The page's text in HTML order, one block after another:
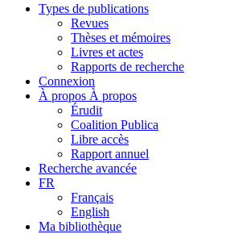
Types de publications
Revues
Thèses et mémoires
Livres et actes
Rapports de recherche
Connexion
À propos À propos
Érudit
Coalition Publica
Libre accès
Rapport annuel
Recherche avancée
FR
Français
English
Ma bibliothèque